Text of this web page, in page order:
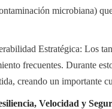
microbiana)
Estratégica: Los
frecuentes. Durante
creando un importante
Velocidad y